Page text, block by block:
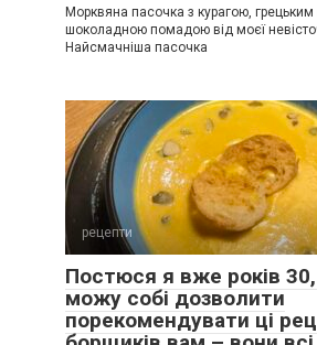
Морквяна пасочка з курагою, грецьким
шоколадною помадою від моєї
Найсмачніша пасочка
рецепти
Постюся я вже років
можу собі дозволити
порекомендувати ці